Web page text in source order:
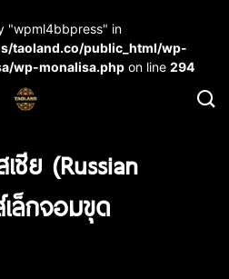
"wpml4bbpress" in
taoland.co/public_html/wp-
wp-monalisa.php on line 294
ซีย (Russian
เล็กจอมขุด